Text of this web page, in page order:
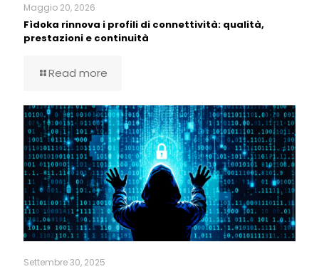
Maggio 20, 2026
Fìdoka rinnova i profili di connettività: qualità,
prestazioni e continuità
Read more
Settembre 30, 2025